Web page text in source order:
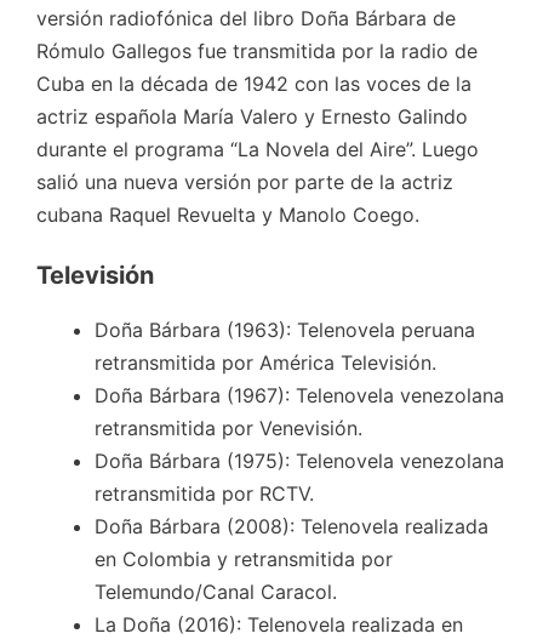
versión radiofónica del libro Doña Bárbara de
Rómulo Gallegos fue transmitida por la radio de
Cuba en la década de 1942 con las voces de la
actriz española María Valero y Ernesto Galindo
durante el programa “La Novela del Aire”. Luego
salió una nueva versión por parte de la actriz
cubana Raquel Revuelta y Manolo Coego.
Televisión
Doña Bárbara (1963): Telenovela peruana
retransmitida por América Televisión.
Doña Bárbara (1967): Telenovela venezolana
retransmitida por Venevisión.
Doña Bárbara (1975): Telenovela venezolana
retransmitida por RCTV.
Doña Bárbara (2008): Telenovela realizada
en Colombia y retransmitida por
Telemundo/Canal Caracol.
La Doña (2016): Telenovela realizada en